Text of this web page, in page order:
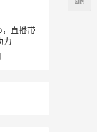
直播带
力